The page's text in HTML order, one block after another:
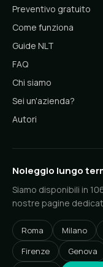
Preventivo gratuito
Come funziona
Guide NLT
FAQ
Chi siamo
Sei un'azienda?
Autori
Noleggio lungo
Siamo disponibili in
nostre pagine
Roma Milano
Firenze
Genova